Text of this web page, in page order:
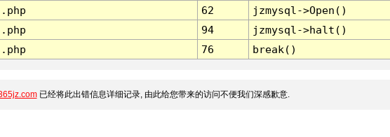
62
jzmysql->Open()
94
jzmysql->halt()
76 break()
已经将此出错信息详细记录, 由此给您带来的访问不便我们深感歉意.